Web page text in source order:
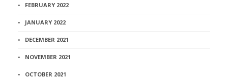
FEBRUARY 2022
JANUARY 2022
DECEMBER 2021
NOVEMBER 2021
OCTOBER 2021